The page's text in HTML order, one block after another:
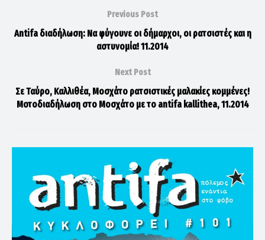
Previous Post
Antifa διαδήλωση: Να φύγουνε οι δήμαρχοι, οι ρατσιστές και η
αστυνομία! 11.2014
Next Post
Σε Ταύρο, Καλλιθέα, Μοσχάτο ρατσιστικές μαλακίες κομμένες!
Μοτοδιαδήλωση στο Μοσχάτο με το antifa kallithea, 11.2014